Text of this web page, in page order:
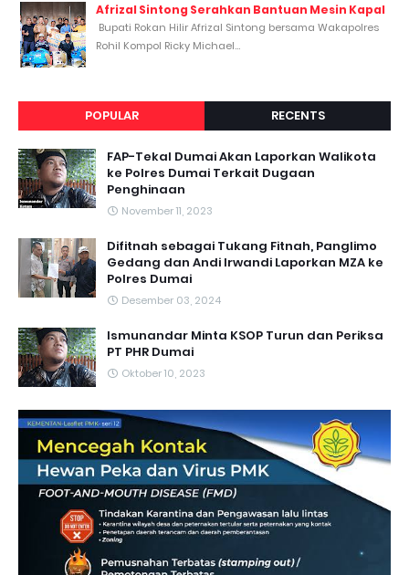
Afrizal Sintong Serahkan Bantuan Mesin Kapal
Bupati Rokan Hilir Afrizal Sintong bersama Wakapolres
Rohil Kompol Ricky Michael...
POPULAR RECENTS
FAP-Tekal Dumai Akan Laporkan Walikota
ke Polres Dumai Terkait Dugaan
Penghinaan
November 11, 2023
Difitnah sebagai Tukang Fitnah, Panglimo
Gedang dan Andi Irwandi Laporkan MZA ke
Polres Dumai
Desember 03, 2024
Ismunandar Minta KSOP Turun dan Periksa
PT PHR Dumai
Oktober 10, 2023